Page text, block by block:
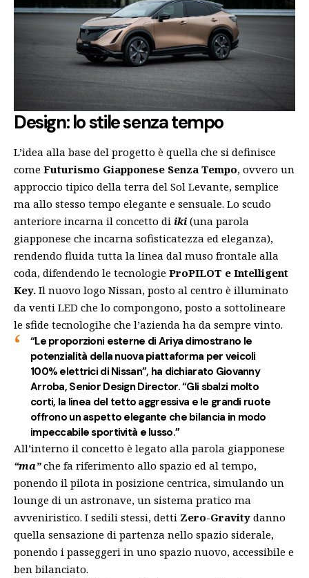
Design: lo stile senza tempo
L’idea alla base del progetto è quella che si definisce
come Futurismo Giapponese Senza Tempo, ovvero un
approccio tipico della terra del Sol Levante, semplice
ma allo stesso tempo elegante e sensuale. Lo scudo
anteriore incarna il concetto di iki (una parola
giapponese che incarna sofisticatezza ed eleganza),
rendendo fluida tutta la linea dal muso frontale alla
coda, difendendo le tecnologie ProPILOT e Intelligent
Key. Il nuovo logo Nissan, posto al centro è illuminato
da venti LED che lo compongono, posto a sottolineare
le sfide tecnologihe che l’azienda ha da sempre vinto.
“Le proporzioni esterne di Ariya dimostrano le
potenzialità della nuova piattaforma per veicoli
100% elettrici di Nissan”, ha dichiarato Giovanny
Arroba, Senior Design Director. “Gli sbalzi molto
corti, la linea del tetto aggressiva e le grandi ruote
offrono un aspetto elegante che bilancia in modo
impeccabile sportività e lusso.”
All’interno il concetto è legato alla parola giapponese
“ma”che fa riferimento allo spazio ed al tempo,
ponendo il pilota in posizione centrica, simulando un
lounge di un astronave, un sistema pratico ma
avveniristico. I sedili stessi, detti Zero-Gravity danno
quella sensazione di partenza nello spazio siderale,
ponendo i passeggeri in uno spazio nuovo, accessibile e
ben bilanciato.